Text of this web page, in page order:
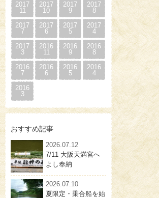
2017
11
2017
10
2017
9
2017
8
2017
7
2017
6
2017
5
2017
4
2017
3
2016
11
2016
9
2016
8
2016
7
2016
6
2016
5
2016
4
2016
3
おすすめ記事
2026.07.12
7/11 大阪天満宮へ
よし奉納
2026.07.10
夏限定・乗合船を始